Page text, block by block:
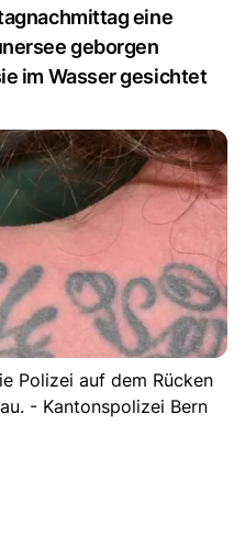
eine
geborgen
im Wasser gesichtet
Polizei auf dem Rücken
- Kantonspolizei Bern